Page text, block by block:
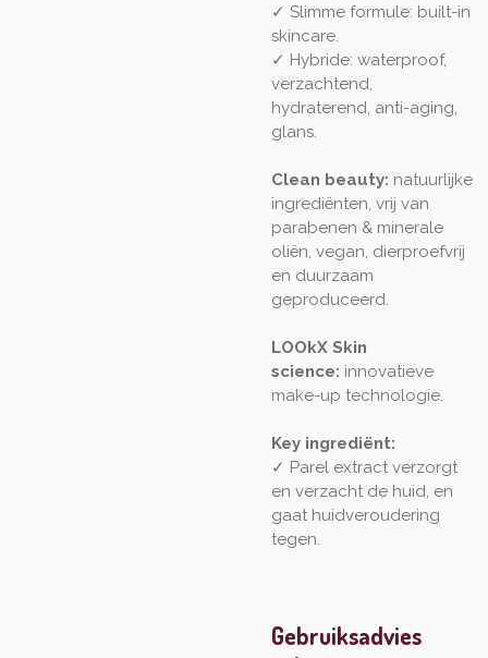
✓ Slimme formule: built-in
skincare.
✓ Hybride: waterproof,
verzachtend,
hydraterend, anti-aging,
glans.
Clean beauty: natuurlijke
ingrediënten, vrij van
parabenen & minerale
oliën, vegan, dierproefvrij
en duurzaam
geproduceerd.
LOOkX Skin
science: innovatieve
make-up technologie.
Key ingrediënt:
✓ Parel extract verzorgt
en verzacht de huid, en
gaat huidveroudering
tegen.
Gebruiksadvies